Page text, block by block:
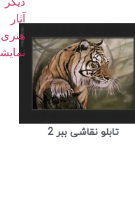
تابلو نقاشی ببر 2